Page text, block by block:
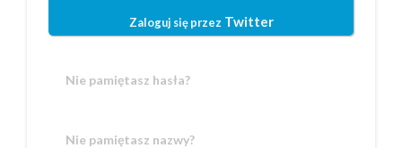
Zaloguj się przez Twitter
Nie pamiętasz hasła?
Nie pamiętasz nazwy?